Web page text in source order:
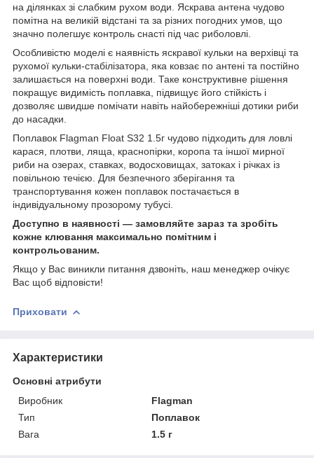
на ділянках зі слабким рухом води. Яскрава антена чудово
помітна на великій відстані та за різних погодних умов, що
значно полегшує контроль снасті під час риболовлі.
Особливістю моделі є наявність яскравої кульки на верхівці та
рухомої кульки-стабілізатора, яка ковзає по антені та постійно
залишається на поверхні води. Таке конструктивне рішення
покращує видимість поплавка, підвищує його стійкість і
дозволяє швидше помічати навіть найобережніші дотики риби
до насадки.
Поплавок Flagman Float S32 1.5г чудово підходить для ловлі
карася, плотви, ляща, краснопірки, коропа та іншої мирної
риби на озерах, ставках, водосховищах, затоках і річках із
повільною течією. Для безпечного зберігання та
транспортування кожен поплавок постачається в
індивідуальному прозорому тубусі.
Доступно в наявності — замовляйте зараз та зробіть
кожне клювання максимально помітним і
контрольованим.
Якщо у Вас виникли питання дзвоніть, наш менеджер очікує
Вас щоб відповісти!
Приховати
Характеристики
Основні атрибути
Виробник
Flagman
Тип
Поплавок
Вага
1.5 г